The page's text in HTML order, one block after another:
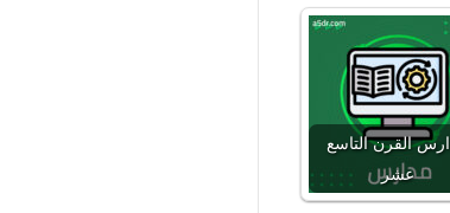
القرن التاسع
عشر